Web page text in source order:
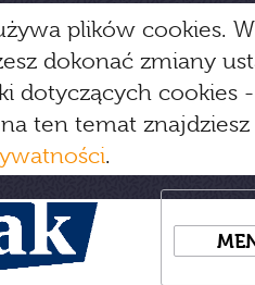
plików cookies.
dokonać zmiany
dotyczących cookies
ten temat
.